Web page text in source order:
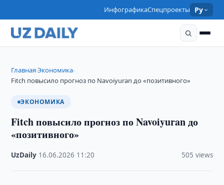
ИнфографикаСпецпроекты Ру
Главная›Экономика›
Fitch повысило прогноз по Navoiyuran до «позитивного»
ЭКОНОМИКА
Fitch повысило прогноз по Navoiyuran до
«позитивного»
UzDaily 16.06.2026 11:20 505 views